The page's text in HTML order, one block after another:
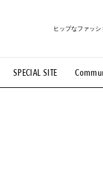
SPECIAL SITE
ヒップなファッ
#路地裏てぃーん。
#MOVIE #LIFESTYLE